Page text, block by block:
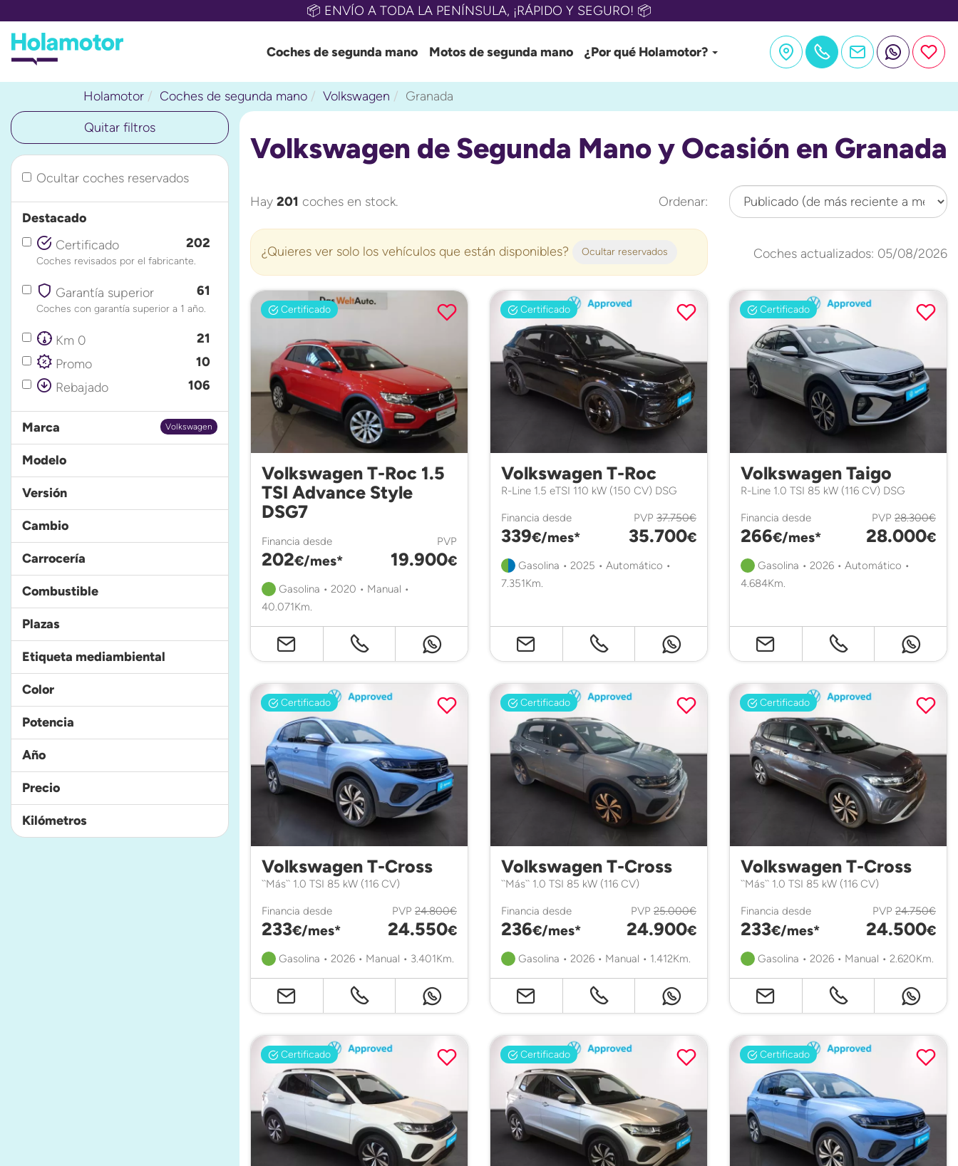
📦 ENVÍO A TODA LA PENÍNSULA, ¡RÁPIDO Y SEGURO! 📦
Coches de segunda mano Motos de segunda mano ¿Por qué Holamotor?
Holamotor Coches de segunda mano Volkswagen Granada
Volkswagen de Segunda Mano y Ocasión en Granada
Hay 201 coches en stock. Ordenar:
¿Quieres ver solo los vehículos que están disponibles? Ocultar reservados Coches actualizados: 05/08/2026
Certificado
Volkswagen T-Roc 1.5
TSI Advance Style
DSG7
Financia desde
202€/mes*
PVP
19.900€
Gasolina • 2020 • Manual •
40.071Km.
Certificado
Volkswagen T-Roc
R-Line 1.5 eTSI 110 kW (150 CV) DSG
Financia desde
339€/mes*
PVP 37.750€
35.700€
Gasolina • 2025 • Automático •
7.351Km.
Certificado
Volkswagen Taigo
R-Line 1.0 TSI 85 kW (116 CV) DSG
Financia desde
266€/mes*
PVP 28.300€
28.000€
Gasolina • 2026 • Automático •
4.684Km.
Certificado
Volkswagen T-Cross
``Más`` 1.0 TSI 85 kW (116 CV)
Financia desde
233€/mes*
PVP 24.800€
24.550€
Gasolina • 2026 • Manual • 3.401Km.
Certificado
Volkswagen T-Cross
``Más`` 1.0 TSI 85 kW (116 CV)
Financia desde
236€/mes*
PVP 25.000€
24.900€
Gasolina • 2026 • Manual • 1.412Km.
Certificado
Volkswagen T-Cross
``Más`` 1.0 TSI 85 kW (116 CV)
Financia desde
233€/mes*
PVP 24.750€
24.500€
Gasolina • 2026 • Manual • 2.620Km.
Certificado Certificado Certificado
Quitar filtros
Ocultar coches reservados
Destacado
Certificado
202
Coches revisados por el fabricante.
Garantía superior 61
Coches con garantía superior a 1 año.
Km 0
21
Promo
10
Rebajado
106
Volkswagen
Marca
Modelo
Versión
Cambio
Carrocería
Combustible
Plazas
Etiqueta mediambiental
Color
Potencia
Año
Precio
Kilómetros